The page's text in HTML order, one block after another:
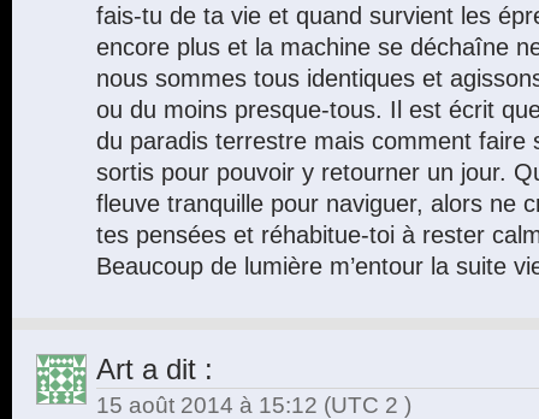
fais-tu de ta vie et quand survient les
encore plus et la machine se déchaîne
nous sommes tous identiques et
ou du moins presque-tous. Il est écrit
du paradis terrestre mais comment faire
sortis pour pouvoir y retourner un jour.
fleuve tranquille pour naviguer, alors ne
tes pensées et réhabitue-toi à rester
Beaucoup de lumière m’entour la suite
Art a dit :
15 août 2014 à 15:12 (UTC 2 )